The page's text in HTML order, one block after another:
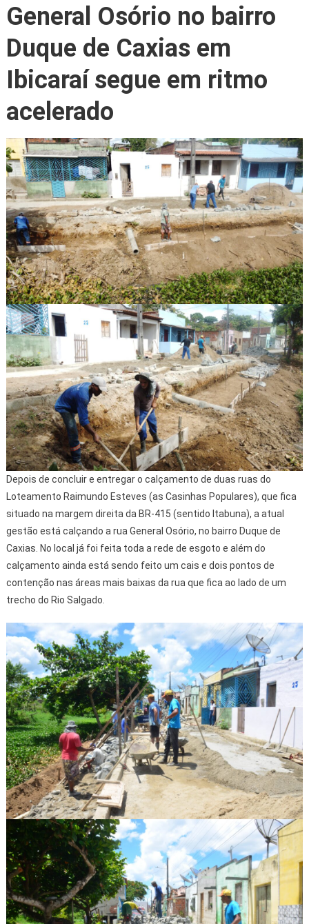
General Osório no bairro
Duque de Caxias em
Ibicaraí segue em ritmo
acelerado
Depois de concluir e entregar o calçamento de duas ruas do
Loteamento Raimundo Esteves (as Casinhas Populares), que fica
situado na margem direita da BR-415 (sentido Itabuna), a atual
gestão está calçando a rua General Osório, no bairro Duque de
Caxias. No local já foi feita toda a rede de esgoto e além do
calçamento ainda está sendo feito um cais e dois pontos de
contenção nas áreas mais baixas da rua que fica ao lado de um
trecho do Rio Salgado.